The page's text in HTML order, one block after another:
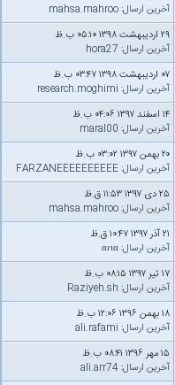
آخرین ارسال:
mahsa.mahroo
۲۹ اردیبهشت ۱۳۹۸ ۰۵:۱۰ ب.ظ
آخرین ارسال:
hora27
۰۷ اردیبهشت ۱۳۹۸ ۰۳:۴۷ ب.ظ
آخرین ارسال:
research.moghimi
۱۴ اسفند ۱۳۹۷ ۰۴:۰۶ ب.ظ
آخرین ارسال:
maral00
۲۰ بهمن ۱۳۹۷ ۰۳:۰۲ ب.ظ
آخرین ارسال:
FARZANEEEEEEEEEE
۲۵ دى ۱۳۹۷ ۱۱:۵۳ ق.ظ
آخرین ارسال:
mahsa.mahroo
۲۱ آذر ۱۳۹۷ ۱۰:۴۷ ق.ظ
آخرین ارسال:
αɾια
۱۷ تیر ۱۳۹۷ ۰۸:۱۵ ب.ظ
آخرین ارسال:
Raziyeh.sh
۱۸ بهمن ۱۳۹۶ ۱۲:۰۶ ب.ظ
آخرین ارسال:
ali.rafami
۱۵ مهر ۱۳۹۶ ۰۸:۴۱ ب.ظ
آخرین ارسال:
ali.arr74